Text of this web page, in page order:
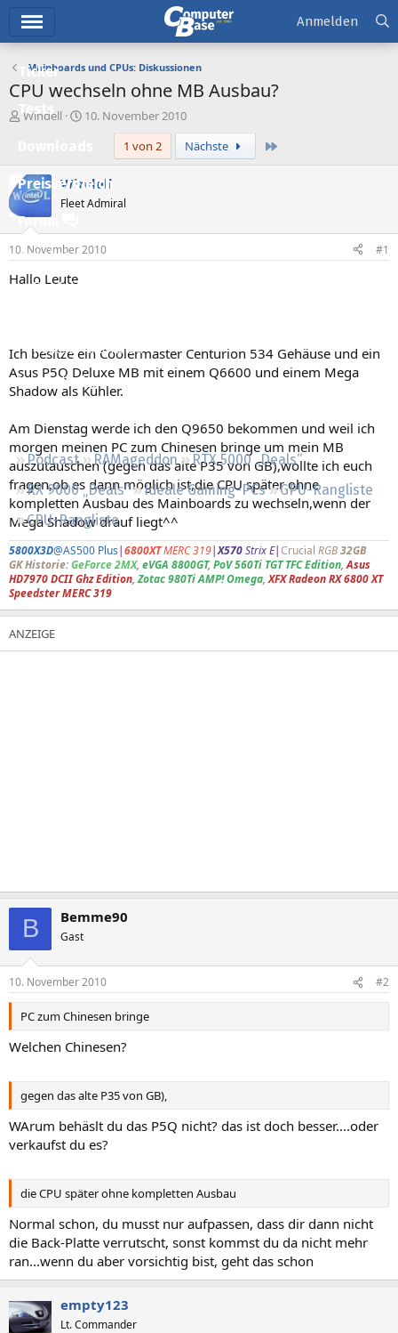
Ticker
Tests
Preisvergleich
Forum
Aktuelles
Empfohlene Inhalte
Neueste Aktivitäten
Leserartikel
Podcast RAMageddon
RTX 5000 „Deals“
RX 9000 „Deals“
Ideale Gaming-PCs
GPU-Rangliste
CPU-Rangliste
Anmelden
Mainboards und CPUs: Diskussionen
CPU wechseln ohne MB Ausbau?
E
e
l
l
e
Windell
E
e
l
a
m
10. November 2010
1 von 2
Nächste
Windell
Fleet Admiral
10. November 2010 #1
Hallo Leute
Ich besitze ein Coolermaster Centurion 534 Gehäuse und ein
Asus P5Q Deluxe MB mit einem Q6600 und einem Mega
Shadow als Kühler.
Am Dienstag werde ich den Q9650 bekommen und weil ich
morgen meinen PC zum Chinesen bringe um mein MB
auszutauschen (gegen das alte P35 von GB),wollte ich euch
fragen,ob es dann möglich ist,die CPU später ohne
kompletten Ausbau des Mainboards zu wechseln,wenn der
Mega Shadow drauf liegt^^
5800X3D@AS500 Plus|6800XTMERC 319|X570Strix E|Crucial RGB32GB
GK Historie:GeForce 2MX, eVGA 8800GT, PoV 560Ti TGT TFC Edition,Asus
HD7970 DCII Ghz Edition,Zotac 980Ti AMP! Omega,XFX Radeon RX 6800 XT
Speedster MERC 319
B Bemme90
Gast
10. November 2010 #2
PC zum Chinesen bringe
Welchen Chinesen?
gegen das alte P35 von GB),
WArum behäslt du das P5Q nicht? das ist doch besser....oder
verkaufst du es?
die CPU später ohne kompletten Ausbau
Normal schon, du musst nur aufpassen, dass dir dann nicht
die Back-Platte verrutscht, sonst kommst du da nicht mehr
ran...wenn du aber vorsichtig bist, geht das schon
empty123
Lt. Commander